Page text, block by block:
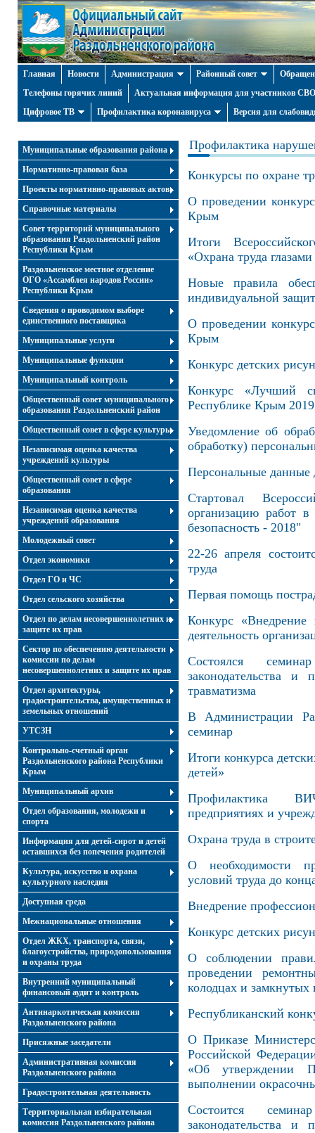
Главная Новости Администрация Районный совет
Телефоны горячих линий
Актуальная информация для участников СВО
Цифровое ТВ
Профилактика коронавируса Версия для
Муниципальные образования района
Нормативно-правовая база
Проекты нормативно-правовых актов
Справочные материалы
Совет территорий муниципального
образования Раздольненский район
Республики Крым
Раздольненское местное отделение
ОГО «Ассамблея народов России»
Республики Крым
Cведения о проводимом выборе
единственного поставщика
Муниципальные услуги
Муниципальные функции
Муниципальный контроль
Общественный совет муниципального
образования Раздольненский район
Общественный совет в сфере культуры
Независимая оценка качества
учреждений культуры
Общественный совет в сфере
образования
Независимая оценка качества
учреждений образования
Молодежный совет
Отдел экономики
Отдел ГО и ЧС
Отдел сельского хозяйства
Отдел по делам несовершеннолетних и
защите их прав
Сектор по обеспечению деятельности
комиссии по делам
несовершеннолетних и защите их прав
Отдел архитектуры,
градостроительства, имущественных и
земельных отношений
УТСЗН
Контрольно-счетный орган
Раздольненского района Республики
Крым
Муниципальный архив
Отдел образования, молодежи и
спорта
Информация для детей-сирот и детей
оставшихся без попечения родителей
Культура, искусство и охрана
культурного наследия
Доступная среда
Межнациональные отношения
Отдел ЖКХ, транспорта, связи,
благоустройства, природопользования
и охраны труда
Внутренний муниципальный
финансовый аудит и контроль
Антинаркотическая комиссия
Раздольненского района
Присяжные заседатели
Административная комиссия
Раздольненского района
Градостроительная деятельность
Территориальная избирательная
комиссия Раздольненского района
Профилактика
Конкурсы по охране
О проведении
Крым
Итоги
«Охрана труда глазами
Новые правила
индивидуальной
О проведении
Крым
Конкурс детских
Конкурс «Лучший
Республике Крым
Уведомление об
обработку)
Персональные данные
Стартовал
организацию работ
безопасность - 2018"
22-26 апреля
труда
Первая помощь
Конкурс «Внедрение
деятельность
Состоялся
законодательства и
травматизма
В Администрации
семинар
Итоги конкурса
детей»
Профилактика
предприятиях и
Охрана труда в
О необходимости
условий труда до
Внедрение
Конкурс детских
О соблюдении
проведении
колодцах и
Республиканский
О Приказе
Российской
«Об утверждении
выполнении
Состоится
законодательства и